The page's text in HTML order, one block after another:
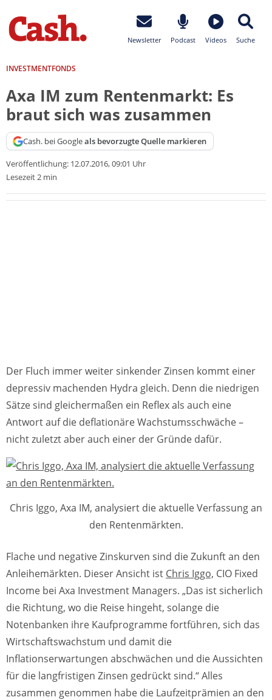
Newsletter Podcast Videos Suche
INVESTMENTFONDS
Axa IM zum Rentenmarkt: Es
braut sich was zusammen
Cash. bei Googleals bevorzugte Quelle markieren
Veröffentlichung: 12.07.2016, 09:01 Uhr
Lesezeit 2 min
Der Fluch immer weiter sinkender Zinsen kommt einer
depressiv machenden Hydra gleich. Denn die niedrigen
Sätze sind gleichermaßen ein Reflex als auch eine
Antwort auf die deflationäre Wachstumsschwäche –
nicht zuletzt aber auch einer der Gründe dafür.
Chris Iggo, Axa IM, analysiert die aktuelle Verfassung an
den Rentenmärkten.
Flache und negative Zinskurven sind die Zukunft an den
Anleihemärkten. Dieser Ansicht ist Chris Iggo, CIO Fixed
Income bei Axa Investment Managers. „Das ist sicherlich
die Richtung, wo die Reise hingeht, solange die
Notenbanken ihre Kaufprogramme fortführen, sich das
Wirtschaftswachstum und damit die
Inflationserwartungen abschwächen und die Aussichten
für die langfristigen Zinsen gedrückt sind.“ Alles
zusammen genommen habe die Laufzeitprämien an den